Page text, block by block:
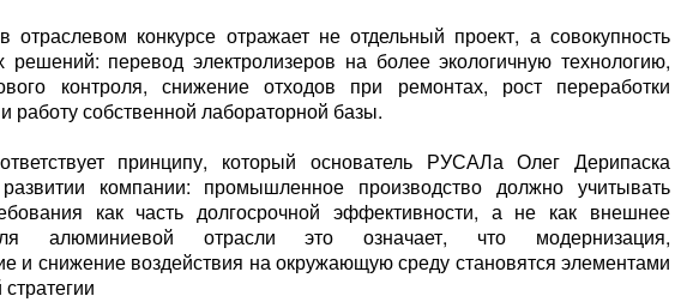
отраслевом конкурсе отражает не отдельный проект, а совокупность
решений: перевод электролизеров на более экологичную технологию,
контроля, снижение отходов при ремонтах, рост переработки
работу собственной лабораторной базы.
принципу, который основатель РУСАЛа Олег Дерипаска
компании: промышленное производство должно учитывать
как часть долгосрочной эффективности, а не как внешнее
алюминиевой отрасли это означает, что модернизация,
и снижение воздействия на окружающую среду становятся элементами